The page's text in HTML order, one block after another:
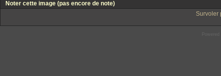
Noter cette image (pas encore de note)
Survoler